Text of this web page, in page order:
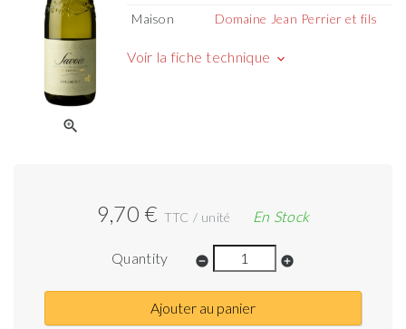
zoom_in
Maison
Domaine Jean Perrier et fils
Voir la fiche technique keyboard_arrow_down
9,70 € TTC / unité En Stock
Quantity remove_circle add_circle
Ajouter au panier